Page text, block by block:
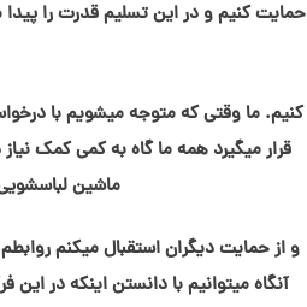
حمایت کنیم و در این تسلیم قدرت را
کنیم. ما وقتی که متوجه میشویم با
قرار میگیرد همه ما گاه به کمی کمک
ماشین
و از حمایت دیگران استقبال میکنم روابطم
آنگاه میتوانیم با دانستن اینکه در